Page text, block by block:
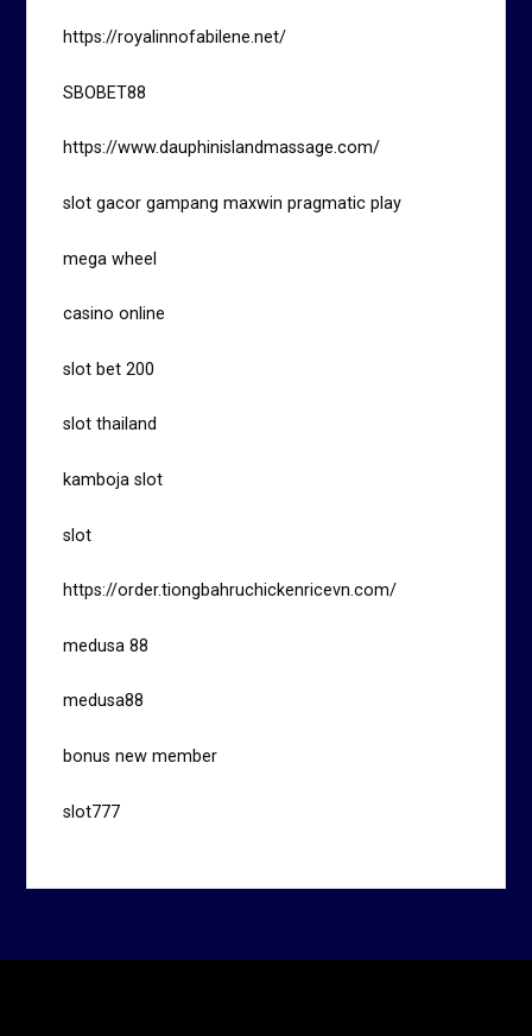
https://royalinnofabilene.net/
SBOBET88
https://www.dauphinislandmassage.com/
slot gacor gampang maxwin pragmatic play
mega wheel
casino online
slot bet 200
slot thailand
kamboja slot
slot
https://order.tiongbahruchickenricevn.com/
medusa 88
medusa88
bonus new member
slot777